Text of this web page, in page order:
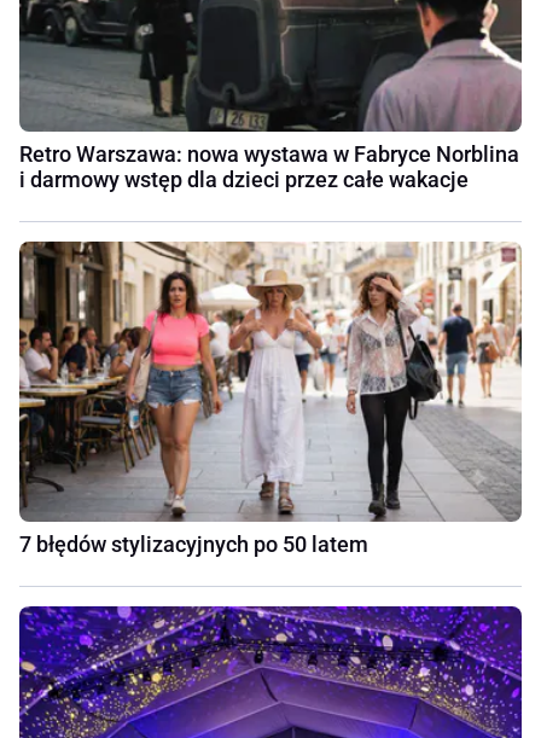
Retro Warszawa: nowa wystawa w Fabryce Norblina
i darmowy wstęp dla dzieci przez całe wakacje
7 błędów stylizacyjnych po 50 latem